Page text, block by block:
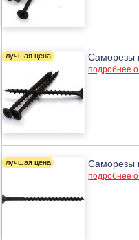
Саморезы
подробнее
Саморезы
подробнее